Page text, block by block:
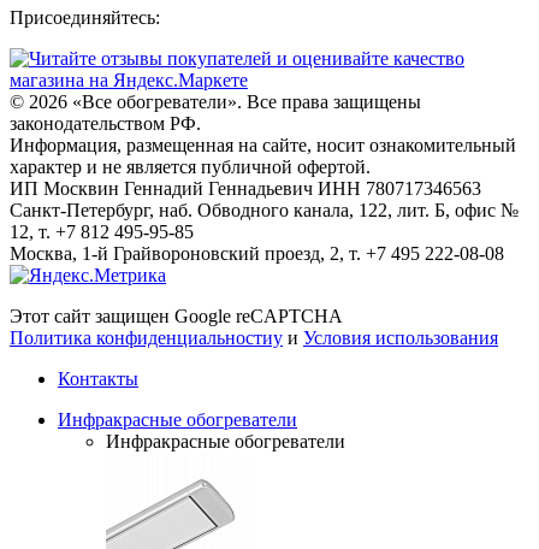
Присоединяйтесь:
© 2026 «Все обогреватели». Все права защищены
законодательством РФ.
Информация, размещенная на сайте, носит ознакомительный
характер и не является публичной офертой.
ИП Москвин Геннадий Геннадьевич ИНН 780717346563
Санкт-Петербург, наб. Обводного канала, 122, лит. Б, офис №
12, т. +7 812 495-95-85
Москва, 1-й Грайвороновский проезд, 2, т. +7 495 222-08-08
Этот сайт защищен Google reCAPTCHA
Политика конфиденциальностиy и Условия использования
Контакты
Инфракрасные обогреватели
Инфракрасные обогреватели